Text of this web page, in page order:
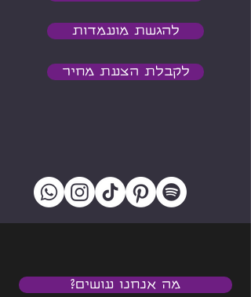
להגשת מועמדות
לקבלת הצעת מחיר
מה אנחנו עושים?